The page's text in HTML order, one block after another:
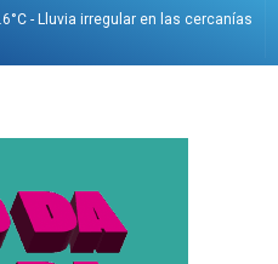
- Lluvia irregular en las cercanías